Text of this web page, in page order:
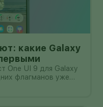
какие Galaxy
One UI 9 для Galaxy
флагманов уже